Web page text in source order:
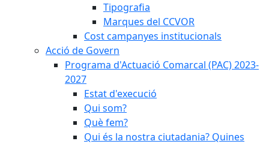
Tipografia
Marques del CCVOR
Cost campanyes institucionals
Acció de Govern
Programa d'Actuació Comarcal (PAC) 2023-
2027
Estat d'execució
Qui som?
Què fem?
Qui és la nostra ciutadania? Quines